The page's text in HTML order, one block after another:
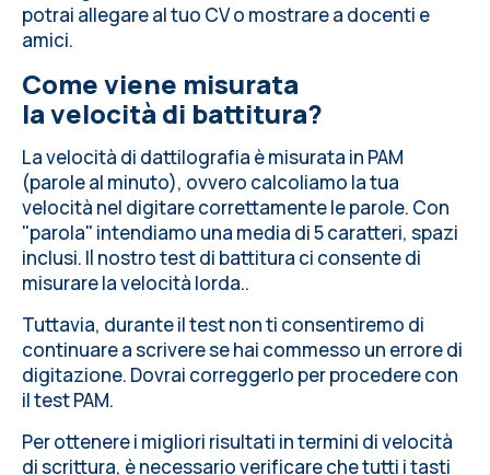
potrai allegare al tuo CV o mostrare a docenti e
amici.
Come viene misurata
la velocità di battitura?
La velocità di dattilografia è misurata in PAM
(parole al minuto), ovvero calcoliamo la tua
velocità nel digitare correttamente le parole. Con
"parola" intendiamo una media di 5 caratteri, spazi
inclusi. Il nostro test di battitura ci consente di
misurare la velocità lorda..
Tuttavia, durante il test non ti consentiremo di
continuare a scrivere se hai commesso un errore di
digitazione. Dovrai correggerlo per procedere con
il test PAM.
Per ottenere i migliori risultati in termini di velocità
di scrittura, è necessarioverificare che tutti i tasti